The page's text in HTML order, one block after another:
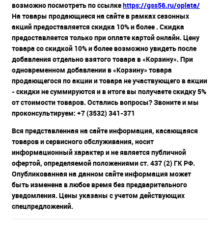
возможно посмотреть по ссылкеhttps://gss56.ru/oplata/
На товары продающиеся на сайте в рамках сезонных
акций предоставляется скидка 10% и более . Скидка
предоставляется только при оплате картой онлайн. Цену
товара со скидкой 10% и более возможно увидеть после
добавления отдельно взятого товара в «Корзину». При
одновременном добавлении в «Корзину» товара
продающегося по акции и товара не участвующего в акции
- скидки не суммируются и в итоге вы получаете скидку 5%
от стоимости товаров. Остались вопросы? Звоните и мы
проконсультируем: +7 (3532) 341-371
Вся представленная на сайте информация, касающаяся
товаров и сервисного обслуживания, носит
информационный характер и не является публичной
офертой, определяемой положениями ст. 437 (2) ГК РФ.
Опубликованная на данном сайте информация может
быть изменена в любое время без предварительного
уведомления. Цены указаны с учетом действующих
спецпредложений.